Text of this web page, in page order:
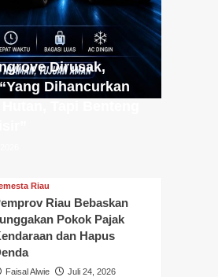
Dirusak,
Dihancurkan
Riau
Riau Bebaskan
Pokok Pajak
dan Hapus
Faisal Alwie Juli 24, 2026